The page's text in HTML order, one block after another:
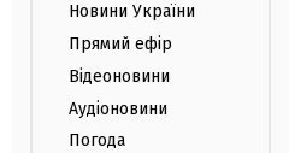
Новини України
Прямий ефір
Відеоновини
Аудіоновини
Погода